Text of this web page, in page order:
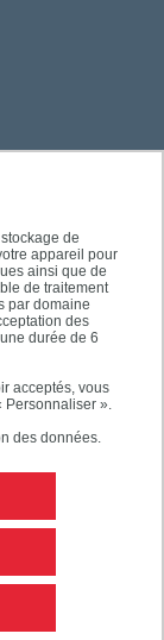
de
appareil pour
ainsi que de
de traitement
par domaine
des
durée de 6
acceptés, vous
Personnaliser ».
des données.
site